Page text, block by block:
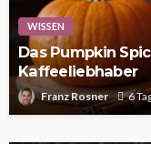
WISSEN
Das Pumpkin
Kaffeeliebhaber
Franz Rosner 6